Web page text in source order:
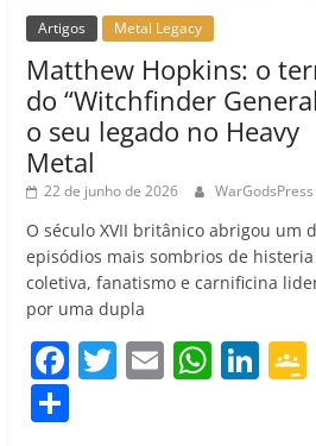
Artigos Metal Legacy
Matthew Hopkins: o
do “Witchfinder
o seu legado no Heavy
Metal
22 de junho de 2026 WarGodsPress
O século XVII britânico abrigou um
episódios mais sombrios de histeria
coletiva, fanatismo e carnificina
por uma dupla
F T E W Li